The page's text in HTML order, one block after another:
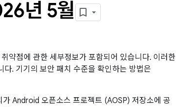
년 5월
약점에 관한 세부정보가 포함되어 있습니다. 이러한
. 기기의 보안 패치 수준을 확인하는 방법은
Android 오픈소스 프로젝트 (AOSP) 저장소에 공